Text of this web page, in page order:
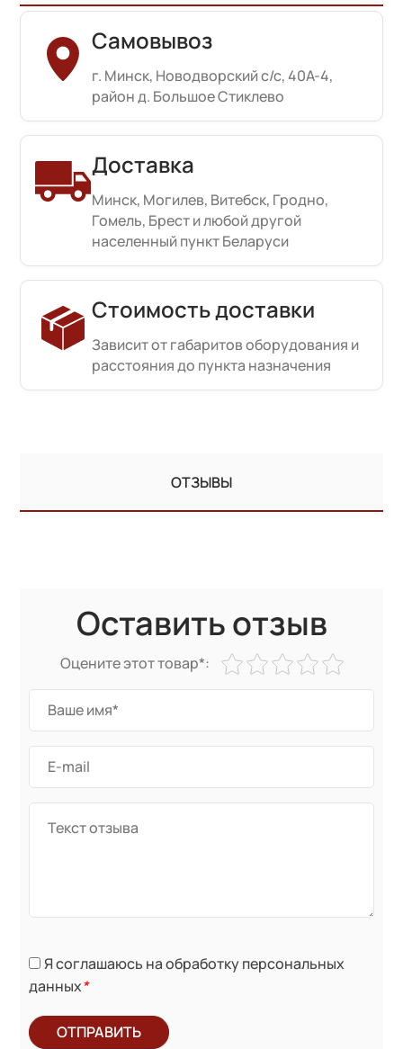
Самовывоз
г. Минск, Новодворский с/с, 40А-4,
район д. Большое Стиклево
Доставка
Минск, Могилев, Витебск, Гродно,
Гомель, Брест и любой другой
населенный пункт Беларуси
Стоимость доставки
Зависит от габаритов оборудования и
расстояния до пункта назначения
ОТЗЫВЫ
Оставить отзыв
Оцените этот товар*:
Я соглашаюсь на обработку персональных
данных*
ОТПРАВИТЬ